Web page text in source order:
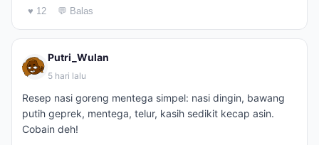
♥ 12 💬 Balas
Putri_Wulan
5 hari lalu
Resep nasi goreng mentega simpel: nasi dingin, bawang
putih geprek, mentega, telur, kasih sedikit kecap asin.
Cobain deh!